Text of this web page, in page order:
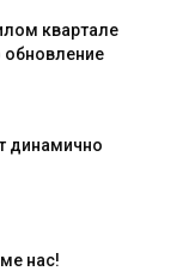
квартале
динамично
нас!